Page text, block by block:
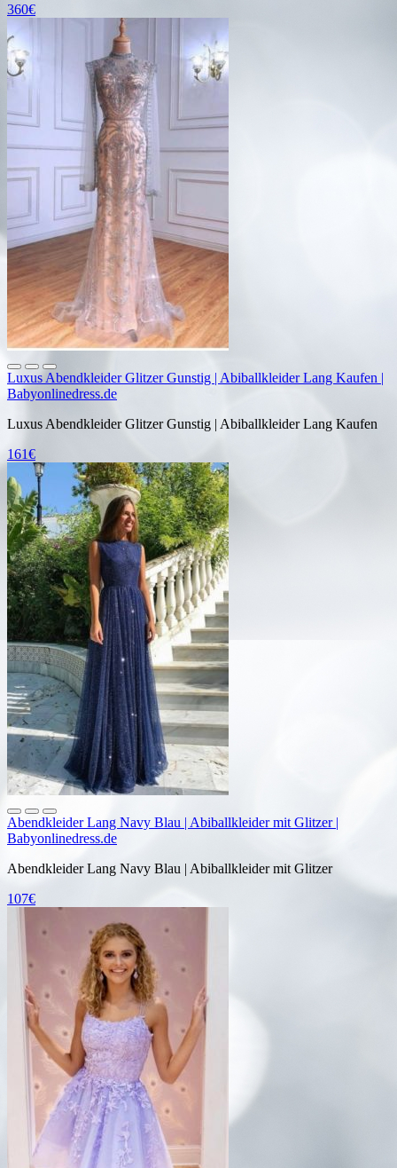
360€
Luxus Abendkleider Glitzer Gunstig | Abiballkleider Lang Kaufen |
Babyonlinedress.de
Luxus Abendkleider Glitzer Gunstig | Abiballkleider Lang Kaufen
161€
Abendkleider Lang Navy Blau | Abiballkleider mit Glitzer |
Babyonlinedress.de
Abendkleider Lang Navy Blau | Abiballkleider mit Glitzer
107€